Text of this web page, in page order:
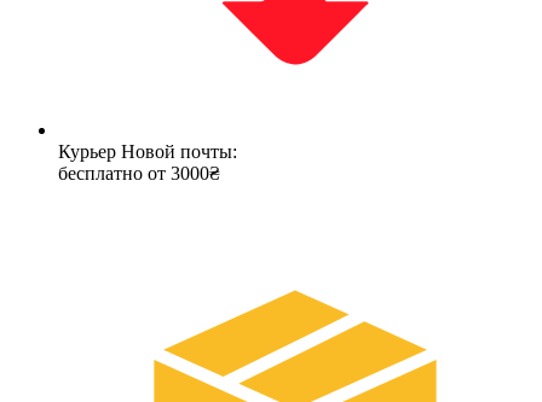
Курьер Новой почты:
бесплатно от 3000₴